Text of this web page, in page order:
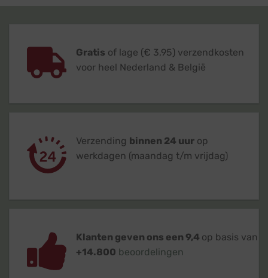
Gratis of lage (€ 3,95) verzendkosten
voor heel Nederland & België
Verzending binnen 24 uur op
werkdagen (maandag t/m vrijdag)
Klanten geven ons een 9,4 op basis van
+14.800 beoordelingen